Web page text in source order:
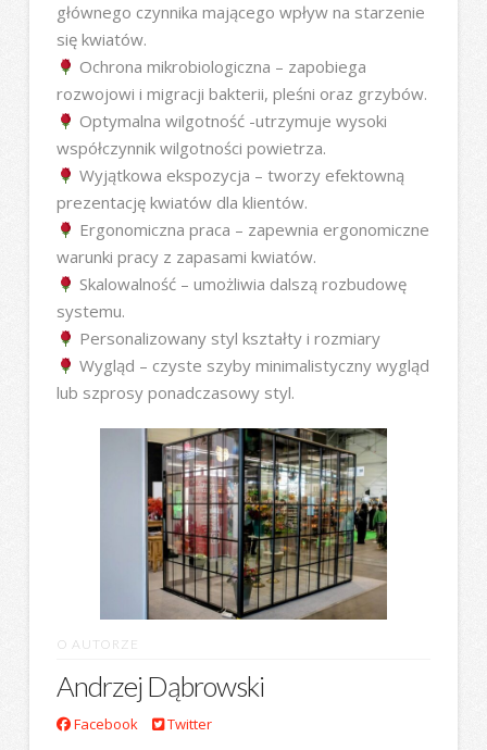
głównego czynnika mającego wpływ na starzenie
się kwiatów.
Ochrona mikrobiologiczna – zapobiega
rozwojowi i migracji bakterii, pleśni oraz grzybów.
Optymalna wilgotność -utrzymuje wysoki
współczynnik wilgotności powietrza.
Wyjątkowa ekspozycja – tworzy efektowną
prezentację kwiatów dla klientów.
Ergonomiczna praca – zapewnia ergonomiczne
warunki pracy z zapasami kwiatów.
Skalowalność – umożliwia dalszą rozbudowę
systemu.
Personalizowany styl kształty i rozmiary
Wygląd – czyste szyby minimalistyczny wygląd
lub szprosy ponadczasowy styl.
O AUTORZE
Andrzej Dąbrowski
Facebook Twitter